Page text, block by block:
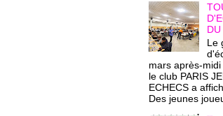
Le
mars après-
le club PARIS
ECHECS a
Des jeunes